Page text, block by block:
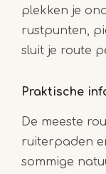
plekken je
rustpunten,
sluit je route
Praktische
De meeste
ruiterpaden
sommige